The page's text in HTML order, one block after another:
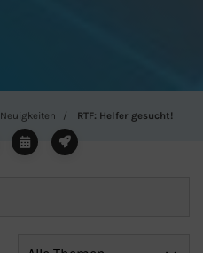
Neuigkeiten RTF: Helfer gesucht!